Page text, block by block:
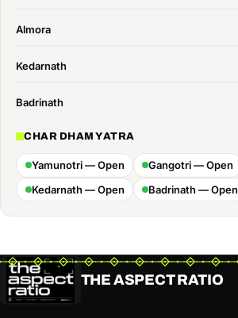
Almora
Kedarnath
Badrinath
CHAR DHAM YATRA
Yamunotri — Open
Gangotri — Open
Kedarnath — Open
Badrinath — Open
THE ASPECT RATIO